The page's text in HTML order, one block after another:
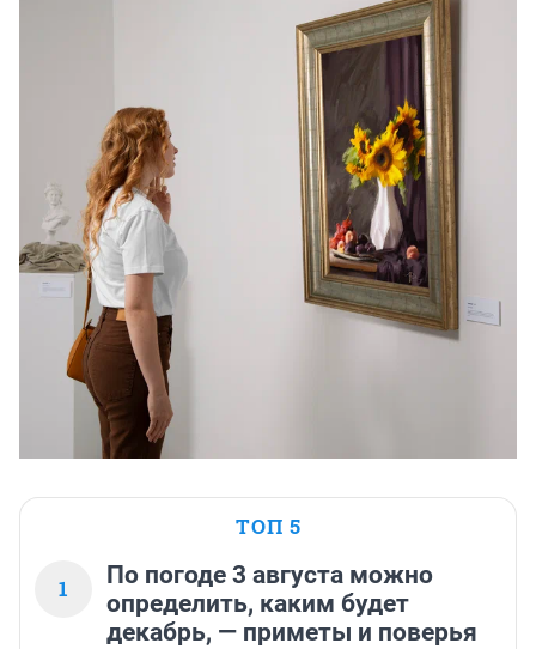
ТОП 5
1
По погоде 3 августа можно
определить, каким будет
декабрь, — приметы и поверья